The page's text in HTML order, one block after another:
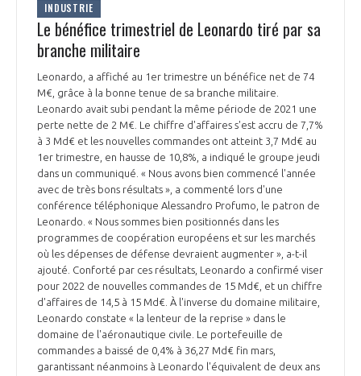
INNOVATION
INDUSTRIE
Le bénéfice trimestriel de Leonardo tiré par sa
branche militaire
Leonardo, a affiché au 1er trimestre un bénéfice net de 74
M€, grâce à la bonne tenue de sa branche militaire.
Leonardo avait subi pendant la même période de 2021 une
perte nette de 2 M€. Le chiffre d'affaires s'est accru de 7,7%
à 3 Md€ et les nouvelles commandes ont atteint 3,7 Md€ au
1er trimestre, en hausse de 10,8%, a indiqué le groupe jeudi
dans un communiqué. « Nous avons bien commencé l'année
avec de très bons résultats », a commenté lors d'une
conférence téléphonique Alessandro Profumo, le patron de
Leonardo. « Nous sommes bien positionnés dans les
programmes de coopération européens et sur les marchés
où les dépenses de défense devraient augmenter », a-t-il
ajouté. Conforté par ces résultats, Leonardo a confirmé viser
pour 2022 de nouvelles commandes de 15 Md€, et un chiffre
d'affaires de 14,5 à 15 Md€. À l'inverse du domaine militaire,
Leonardo constate « la lenteur de la reprise » dans le
domaine de l'aéronautique civile. Le portefeuille de
commandes a baissé de 0,4% à 36,27 Md€ fin mars,
garantissant néanmoins à Leonardo l'équivalent de deux ans